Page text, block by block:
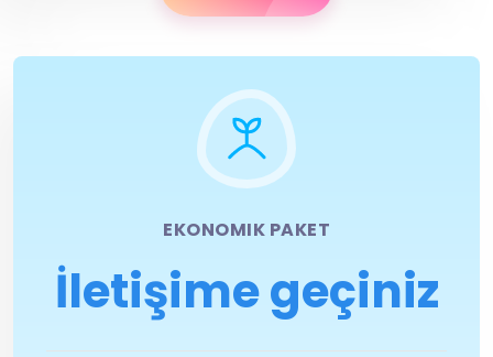
EKONOMIK PAKET
İletişime geçiniz